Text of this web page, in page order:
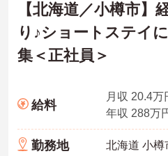
【北海道／小樽市】
り♪ショートステイ
集＜正社員＞
給料
勤務地